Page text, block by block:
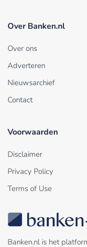
Over Banken.nl
Over ons
Adverteren
Nieuwsarchief
Contact
Voorwaarden
Disclaimer
Privacy Policy
Terms of Use
Banken.nl is het